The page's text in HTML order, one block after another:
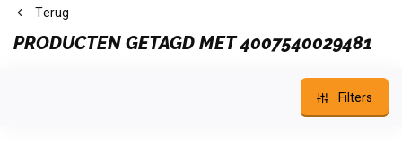
Terug
PRODUCTEN GETAGD MET 4007540029481
Filters